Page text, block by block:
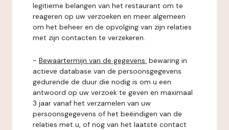
legitieme belangen van het restaurant om te
reageren op uw verzoeken en meer algemeen
om het beheer en de opvolging van zijn relaties
met zijn contacten te verzekeren.
- Bewaartermijn van de gegevens: bewaring in
actieve database van de persoonsgegevens
gedurende de duur die nodig is om u een
antwoord op uw verzoek te geven en maximaal
3 jaar vanaf het verzamelen van uw
persoonsgegevens of het beëindigen van de
relaties met u, of nog van het laatste contact